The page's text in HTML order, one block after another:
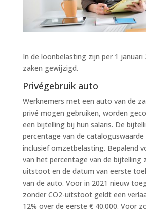
In de loonbelasting zijn per 1 januari
zaken gewijzigd.
Privégebruik auto
Werknemers met een auto van de
privé mogen gebruiken, worden
een bijtelling bij hun salaris. De
percentage van de
inclusief omzetbelasting. Bepalend
van het percentage van de bijtelling
uitstoot en de datum van eerste
van de auto. Voor in 2021 nieuw
zonder CO2-uitstoot geldt een
12% over de eerste € 40.000. Voor